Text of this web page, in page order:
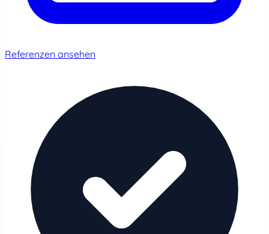
Referenzen ansehen